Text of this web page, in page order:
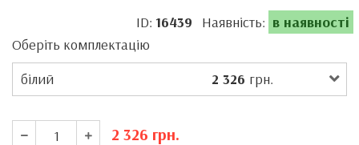
ID: 16439 Наявність: в наявності
Оберіть комплектацію
білий
2 326 грн.
2 326 грн.